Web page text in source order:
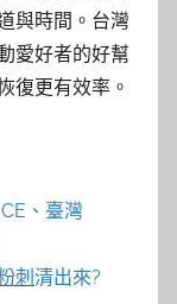
與時間。台灣
愛好者的好幫
復更有效率。
、臺灣
刺 清出來?